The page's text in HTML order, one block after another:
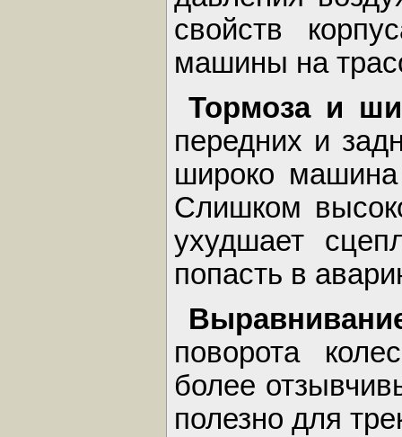
свойств
машины на
Тормоза и
передних и
широко машина
Слишком
ухудшает
попасть в
поворота
более
полезно для